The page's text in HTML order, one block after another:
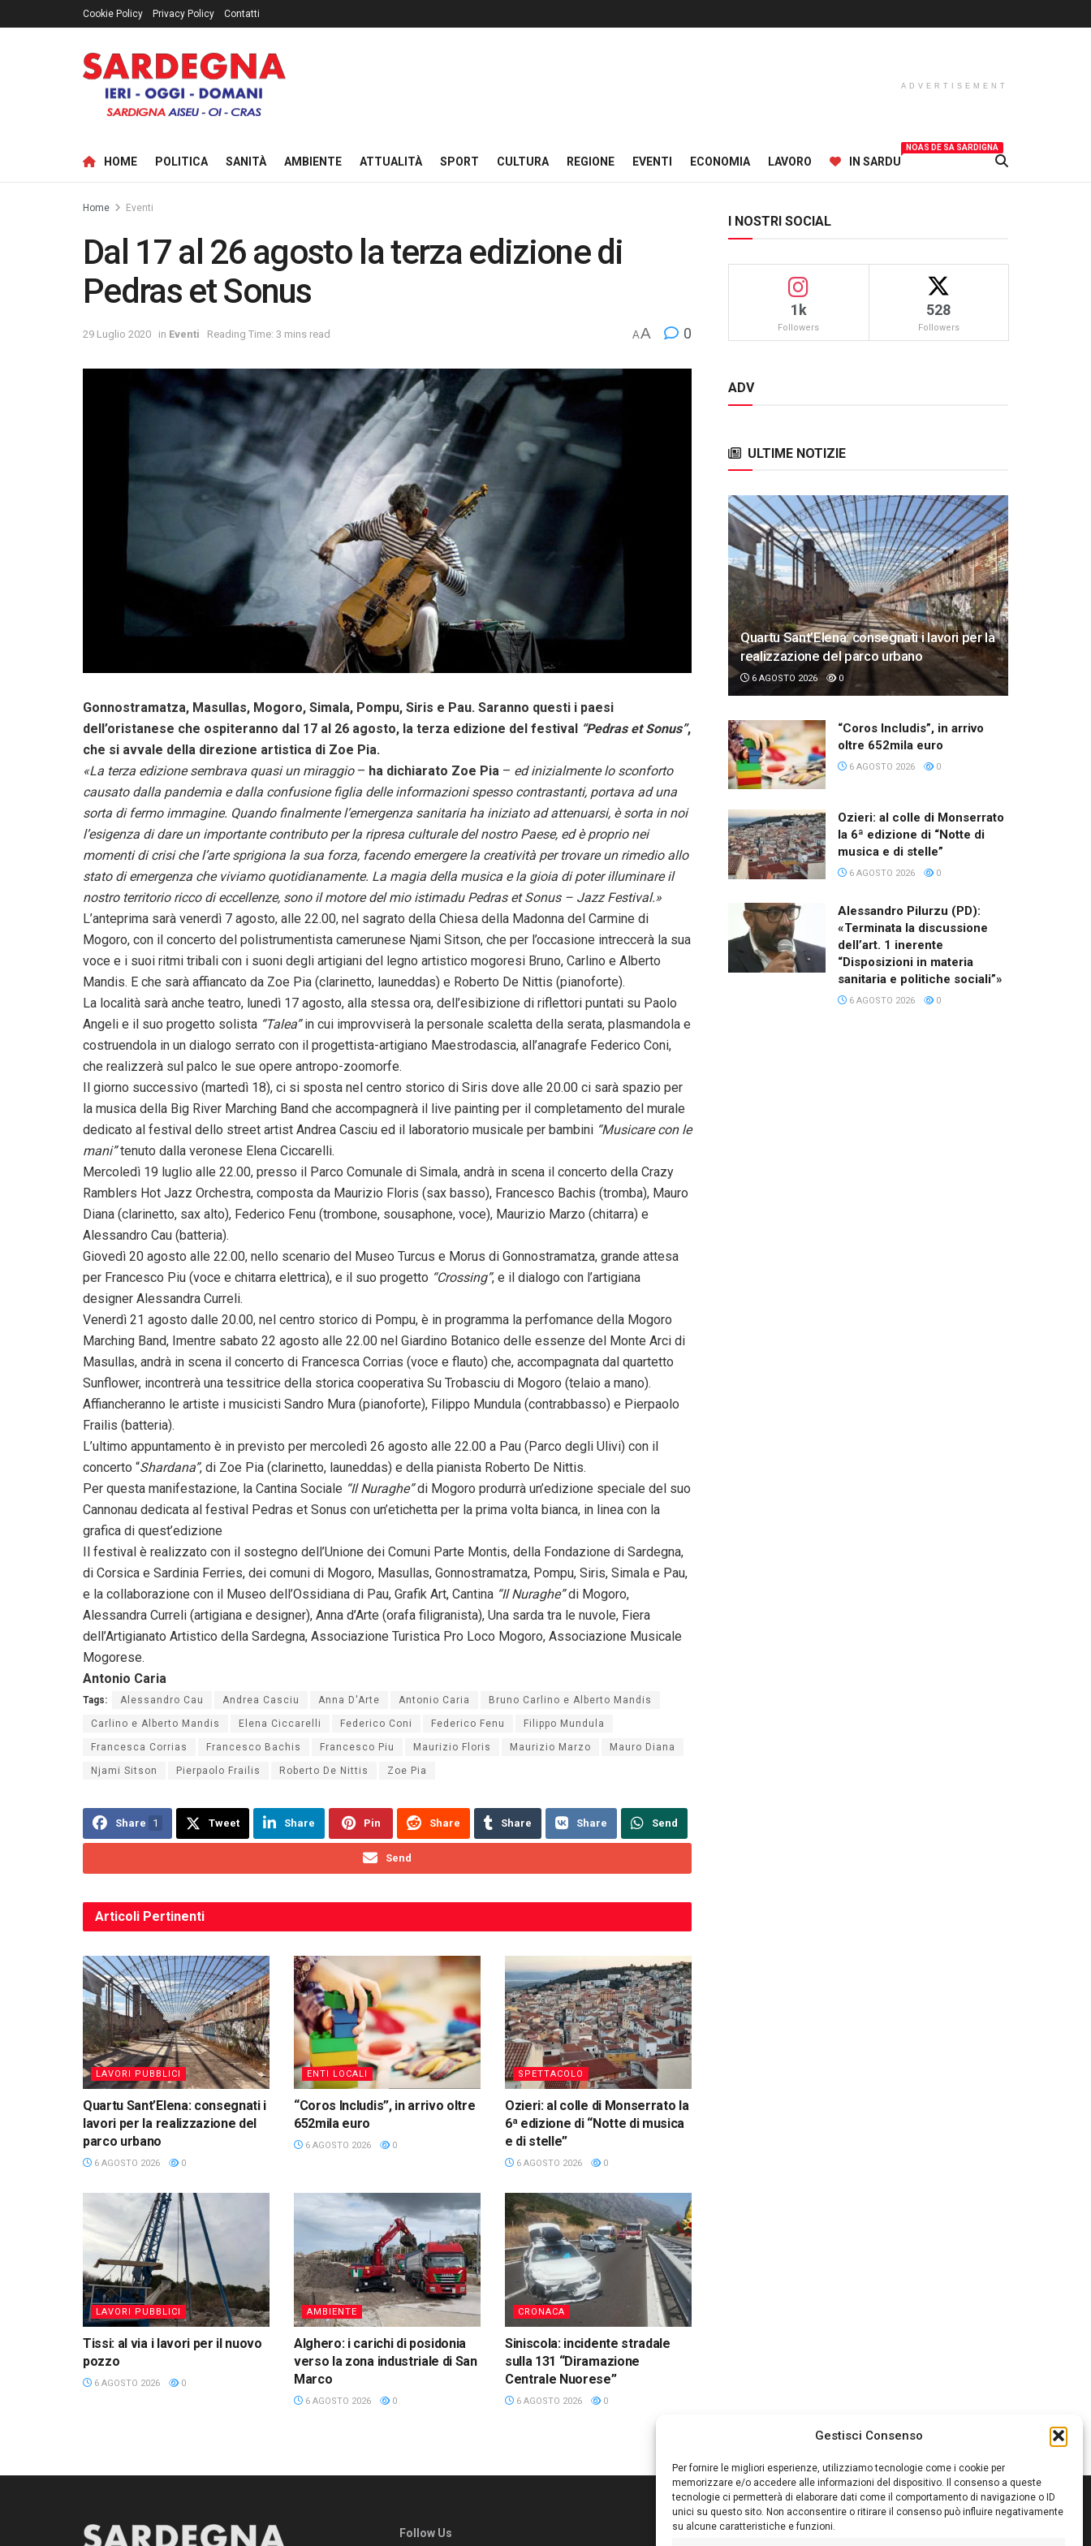
Gestisci Consenso
Per fornire le migliori esperienze, utilizziamo tecnologie come i cookie per
memorizzare e/o accedere alle informazioni del dispositivo. Il consenso a queste
tecnologie ci permetterà di elaborare dati come il comportamento di navigazione o ID
unici su questo sito. Non acconsentire o ritirare il consenso può influire negativamente
su alcune caratteristiche e funzioni.
Cookie Policy Privacy Policy Contatti
ADVERTISEMENT
HOME POLITICA SANITÀ AMBIENTE ATTUALITÀ SPORT CULTURA REGIONE EVENTI ECONOMIA LAVORO IN SARDU
NOAS DE SA SARDIGNA
Home Eventi
Dal 17 al 26 agosto la terza edizione di
Pedras et Sonus
29 Luglio 2020 in Eventi Reading Time: 3 mins read AA 0
Gonnostramatza, Masullas, Mogoro, Simala, Pompu, Siris e Pau. Saranno questi i paesi
dell’oristanese che ospiteranno dal 17 al 26 agosto, la terza edizione del festival “Pedras et Sonus”,
che si avvale della direzione artistica di Zoe Pia.
«La terza edizione sembrava quasi un miraggio– ha dichiarato Zoe Pia – ed inizialmente lo sconforto
causato dalla pandemia e dalla confusione figlia delle informazioni spesso contrastanti, portava ad una
sorta di fermo immagine. Quando finalmente l’emergenza sanitaria ha iniziato ad attenuarsi, è sorta in noi
l’esigenza di dare un importante contributo per la ripresa culturale del nostro Paese, ed è proprio nei
momenti di crisi che l’arte sprigiona la sua forza, facendo emergere la creatività per trovare un rimedio allo
stato di emergenza che viviamo quotidianamente. La magia della musica e la gioia di poter illuminare il
nostro territorio ricco di eccellenze, sono il motore del mio istimadu Pedras et Sonus – Jazz Festival.»
L’anteprima sarà venerdì 7 agosto, alle 22.00, nel sagrato della Chiesa della Madonna del Carmine di
Mogoro, con il concerto del polistrumentista camerunese Njami Sitson, che per l’occasione intreccerà la sua
voce e i suoi ritmi tribali con i suoni degli artigiani del legno artistico mogoresi Bruno, Carlino e Alberto
Mandis. E che sarà affiancato da Zoe Pia (clarinetto, launeddas) e Roberto De Nittis (pianoforte).
La località sarà anche teatro, lunedì 17 agosto, alla stessa ora, dell’esibizione di riflettori puntati su Paolo
Angeli e il suo progetto solista “Talea”in cui improvviserà la personale scaletta della serata, plasmandola e
costruendola in un dialogo serrato con il progettista-artigiano Maestrodascia, all’anagrafe Federico Coni,
che realizzerà sul palco le sue opere antropo-zoomorfe.
Il giorno successivo (martedì 18), ci si sposta nel centro storico di Siris dove alle 20.00 ci sarà spazio per
la musica della Big River Marching Band che accompagnerà il live painting per il completamento del murale
dedicato al festival dello street artist Andrea Casciu ed il laboratorio musicale per bambini “Musicare con le
mani”tenuto dalla veronese Elena Ciccarelli.
Mercoledì 19 luglio alle 22.00, presso il Parco Comunale di Simala, andrà in scena il concerto della Crazy
Ramblers Hot Jazz Orchestra, composta da Maurizio Floris (sax basso), Francesco Bachis (tromba), Mauro
Diana (clarinetto, sax alto), Federico Fenu (trombone, sousaphone, voce), Maurizio Marzo (chitarra) e
Alessandro Cau (batteria).
Giovedì 20 agosto alle 22.00, nello scenario del Museo Turcus e Morus di Gonnostramatza, grande attesa
per Francesco Piu (voce e chitarra elettrica), e il suo progetto “Crossing”, e il dialogo con l’artigiana
designer Alessandra Curreli.
Venerdì 21 agosto dalle 20.00, nel centro storico di Pompu, è in programma la perfomance della Mogoro
Marching Band, Imentre sabato 22 agosto alle 22.00 nel Giardino Botanico delle essenze del Monte Arci di
Masullas, andrà in scena il concerto di Francesca Corrias (voce e flauto) che, accompagnata dal quartetto
Sunflower, incontrerà una tessitrice della storica cooperativa Su Trobasciu di Mogoro (telaio a mano).
Affiancheranno le artiste i musicisti Sandro Mura (pianoforte), Filippo Mundula (contrabbasso) e Pierpaolo
Frailis (batteria).
L’ultimo appuntamento è in previsto per mercoledì 26 agosto alle 22.00 a Pau (Parco degli Ulivi) con il
concerto “Shardana”, di Zoe Pia (clarinetto, launeddas) e della pianista Roberto De Nittis.
Per questa manifestazione, la Cantina Sociale “Il Nuraghe”di Mogoro produrrà un’edizione speciale del suo
Cannonau dedicata al festival Pedras et Sonus con un’etichetta per la prima volta bianca, in linea con la
grafica di quest’edizione
Il festival è realizzato con il sostegno dell’Unione dei Comuni Parte Montis, della Fondazione di Sardegna,
di Corsica e Sardinia Ferries, dei comuni di Mogoro, Masullas, Gonnostramatza, Pompu, Siris, Simala e Pau,
e la collaborazione con il Museo dell’Ossidiana di Pau, Grafik Art, Cantina “Il Nuraghe”di Mogoro,
Alessandra Curreli (artigiana e designer), Anna d’Arte (orafa filigranista), Una sarda tra le nuvole, Fiera
dell’Artigianato Artistico della Sardegna, Associazione Turistica Pro Loco Mogoro, Associazione Musicale
Mogorese.
Antonio Caria
Tags: Alessandro Cau Andrea Casciu Anna D'Arte Antonio Caria Bruno Carlino e Alberto Mandis
Carlino e Alberto Mandis Elena Ciccarelli Federico Coni Federico Fenu Filippo Mundula
Francesca Corrias Francesco Bachis Francesco Piu Maurizio Floris Maurizio Marzo Mauro Diana
Njami Sitson Pierpaolo Frailis Roberto De Nittis Zoe Pia
Share 1 Tweet Share Pin Share Share Share Send
Send
Articoli Pertinenti
LAVORI PUBBLICI
Quartu Sant’Elena: consegnati i
lavori per la realizzazione del
parco urbano
6 AGOSTO 2026 0
ENTI LOCALI
“Coros Includis”, in arrivo oltre
652mila euro
6 AGOSTO 2026 0
SPETTACOLO
Ozieri: al colle di Monserrato la
6ª edizione di “Notte di musica
e di stelle”
6 AGOSTO 2026 0
LAVORI PUBBLICI
Tissi: al via i lavori per il nuovo
pozzo
6 AGOSTO 2026 0
AMBIENTE
Alghero: i carichi di posidonia
verso la zona industriale di San
Marco
6 AGOSTO 2026 0
CRONACA
Siniscola: incidente stradale
sulla 131 “Diramazione
Centrale Nuorese”
6 AGOSTO 2026 0
I NOSTRI SOCIAL
1k
Followers
528
Followers
ADV
ULTIME NOTIZIE
Quartu Sant’Elena: consegnati i lavori per la
realizzazione del parco urbano
6 AGOSTO 2026 0
“Coros Includis”, in arrivo
oltre 652mila euro
6 AGOSTO 2026 0
Ozieri: al colle di Monserrato
la 6ª edizione di “Notte di
musica e di stelle”
6 AGOSTO 2026 0
Alessandro Pilurzu (PD):
«Terminata la discussione
dell’art. 1 inerente
“Disposizioni in materia
sanitaria e politiche sociali”»
6 AGOSTO 2026 0
Follow Us Editore:Giampaolo Cirronis Ditta individuale